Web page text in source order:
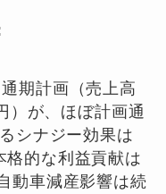
期計画（売上高
）が、ほぼ計画通
シナジー効果は
格的な利益貢献は
動車減産影響は続